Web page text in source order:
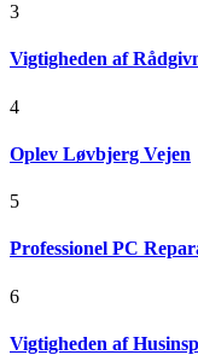
3
Vigtigheden af
4
Oplev Løvbjerg Vejen
5
Professionel PC
6
Vigtigheden af